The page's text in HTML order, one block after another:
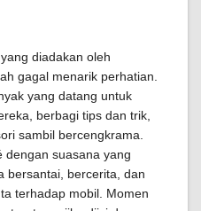
diadakan oleh
gagal menarik perhatian.
yang datang untuk
berbagi tips dan trik,
sambil bercengkrama.
dengan suasana yang
bersantai, bercerita, dan
terhadap mobil. Momen